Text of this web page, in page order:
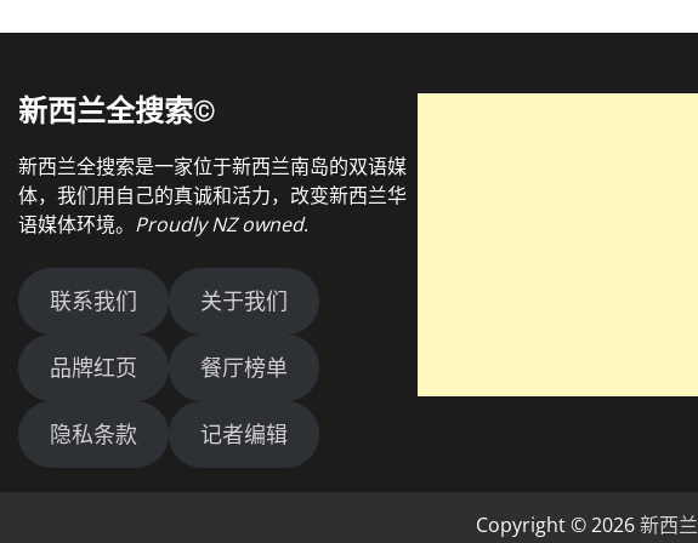
新西兰全搜索©
新西兰全搜索是一家位于新西兰南岛的双语媒
体，我们用自己的真诚和活力，改变新西兰华
语媒体环境。 Proudly NZ owned.
联系我们 关于我们
品牌红页 餐厅榜单
隐私条款 记者编辑
Copyright © 2026新西